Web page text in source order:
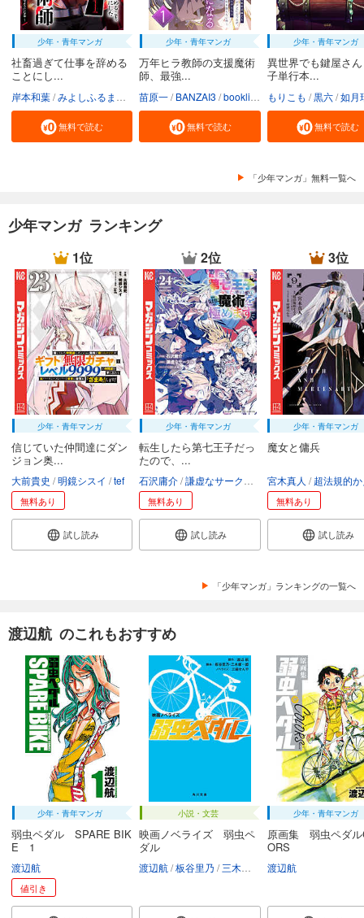
あらすじを表示する
弱虫ペダル 94
649円 (税込)
カート
試し読み
あらすじを表示する
弱虫ペダル 96
649円 (税込)
カート
試し読み
あらすじを表示する
弱虫ペダル 97
649円 (税込)
カート
あらすじを表示する
弱虫ペダル 98
649
カート
試し読み
弱虫ペダル 99
試し読み
あらすじを表示する
弱虫ペダル 100
693 円 (税込)
カート
試し読み
弱虫ペダル 101
少年・青年マンガ
社畜過ぎて仕事を辞める
ことにし...
岸本和葉 みよしふるまち booklistaSTUDIO
無料で読む
少年・青年マンガ
万年ヒラ教師の支援魔術
師、最強...
苗原一 BANZAI3 booklistaSTUDIO
無料で読む
少年・青年マンガ
異世界でも鍵屋さ
子単行本...
もりこも 黒六 如月
無料で読む
「少年マンガ」無料一覧へ
少年マンガ ランキング
1位
少年・青年マンガ
信じていた仲間達にダン
ジョン奥...
大前貴史 明鏡シスイ tef
無料あり
試し読み
2位
少年・青年マンガ
転生したら第七王子だっ
たので、...
石沢庸介 謙虚なサークル メル。
無料あり
試し読み
3位
少年・青年マンガ
魔女と傭兵
宮木真人 超法規的か
無料あり
試し読み
「少年マンガ」ランキングの一覧へ
渡辺航 のこれもおすすめ
少年・青年マンガ
弱虫ペダル SPARE BIK
E 1
渡辺航
値引き
小説・文芸
映画ノベライズ 弱虫ペ
ダル
渡辺航 板谷里乃 三木康一郎 三萩せんや
少年・青年マンガ
原画集 弱虫ペダル
ORS
渡辺航